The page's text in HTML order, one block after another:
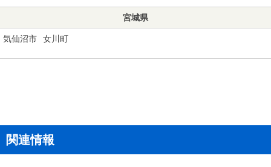
宮城県
気仙沼市 女川町
関連情報